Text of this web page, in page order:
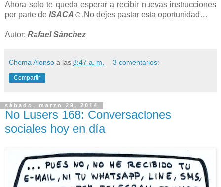
Ahora solo te queda esperar a recibir nuevas instrucciones
por parte de ISACA ☺.No dejes pastar esta oportunidad…
Autor: Rafael Sánchez
Chema Alonso a las 8:47 a. m. 3 comentarios:
Compartir
sábado, marzo 29, 2014
No Lusers 168: Conversaciones
sociales hoy en día